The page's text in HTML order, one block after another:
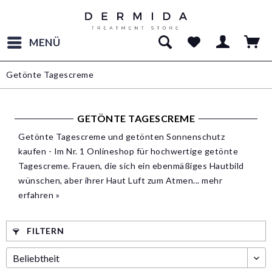
MENÜ
Getönte Tagescreme
GETÖNTE TAGESCREME
Getönte Tagescreme und getönten Sonnenschutz
kaufen - Im Nr. 1 Onlineshop für hochwertige getönte
Tagescreme. Frauen, die sich ein ebenmäßiges Hautbild
wünschen, aber ihrer Haut Luft zum Atmen... mehr
erfahren »
FILTERN